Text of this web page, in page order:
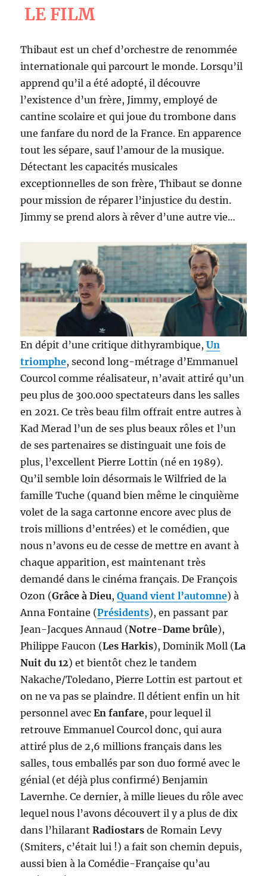
LE FILM
Thibaut est un chef d’orchestre de renommée
internationale qui parcourt le monde. Lorsqu’il
apprend qu’il a été adopté, il découvre
l’existence d’un frère, Jimmy, employé de
cantine scolaire et qui joue du trombone dans
une fanfare du nord de la France. En apparence
tout les sépare, sauf l’amour de la musique.
Détectant les capacités musicales
exceptionnelles de son frère, Thibaut se donne
pour mission de réparer l’injustice du destin.
Jimmy se prend alors à rêver d’une autre vie…
En dépit d’une critique dithyrambique,Un
triomphe, second long-métrage d’Emmanuel
Courcol comme réalisateur, n’avait attiré qu’un
peu plus de 300.000 spectateurs dans les salles
en 2021. Ce très beau film offrait entre autres à
Kad Merad l’un de ses plus beaux rôles et l’un
de ses partenaires se distinguait une fois de
plus, l’excellent Pierre Lottin (né en 1989).
Qu’il semble loin désormais le Wilfried de la
famille Tuche (quand bien même le cinquième
volet de la saga cartonne encore avec plus de
trois millions d’entrées) et le comédien, que
nous n’avons eu de cesse de mettre en avant à
chaque apparition, est maintenant très
demandé dans le cinéma français. De François
Ozon (Grâce à Dieu, Quand vient l’automne) à
Anna Fontaine (Présidents), en passant par
Jean-Jacques Annaud (Notre-Dame brûle),
Philippe Faucon (Les Harkis), Dominik Moll (La
Nuit du 12) et bientôt chez le tandem
Nakache/Toledano, Pierre Lottin est partout et
on ne va pas se plaindre. Il détient enfin un hit
personnel avecEn fanfare, pour lequel il
retrouve Emmanuel Courcol donc, qui aura
attiré plus de 2,6 millions français dans les
salles, tous emballés par son duo formé avec le
génial (et déjà plus confirmé) Benjamin
Lavernhe. Ce dernier, à mille lieues du rôle avec
lequel nous l’avons découvert il y a plus de dix
dans l’hilarantRadiostars de Romain Levy
(Smiters, c’était lui !) a fait son chemin depuis,
aussi bien à la Comédie-Française qu’au